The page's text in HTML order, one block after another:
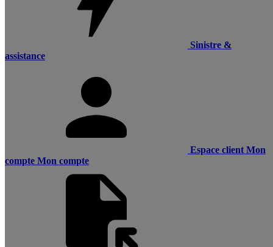
Sinistre &
assistance
Espace client Mon
compte Mon compte